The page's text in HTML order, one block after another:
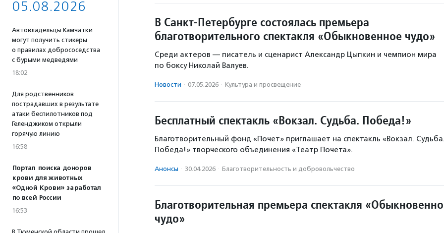
05.08.2026
Автовладельцы Камчатки
могут получить стикеры
о правилах добрососедства
с бурыми медведями
18:02
Для родственников
пострадавших в результате
атаки беспилотников под
Геленджиком открыли
горячую линию
16:58
Портал поиска доноров
крови для животных
«Одной Крови» заработал
по всей России
16:53
В Санкт-Петербурге состоялась премьера
благотворительного спектакля «Обыкновенное чудо»
Среди актеров — писатель и сценарист Александр Цыпкин и чемпион мира
по боксу Николай Валуев.
Новости · 07.05.2026 · Культура и просвещение
Бесплатный спектакль «Вокзал. Судьба. Победа!»
Благотворительный фонд «Почет» приглашает на спектакль «Вокзал.
Победа!» творческого объединения «Театр Почета».
Анонсы · 30.04.2026 · Благотвори­тель­ность и доброволь­чест­во
Благотворительная премьера спектакля
чудо»